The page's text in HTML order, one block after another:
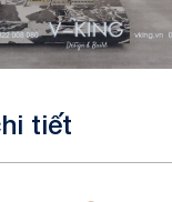
tiết